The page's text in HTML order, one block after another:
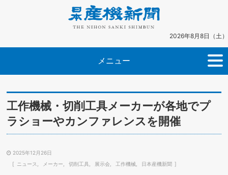
2026年8月8日（土）
メニュー
工作機械・切削工具メーカーが各地でプ
ラショーやカンファレンスを開催
2025年12月26日
ニュース
メーカー 切削工具 展示会 工作機械 日本産機新聞